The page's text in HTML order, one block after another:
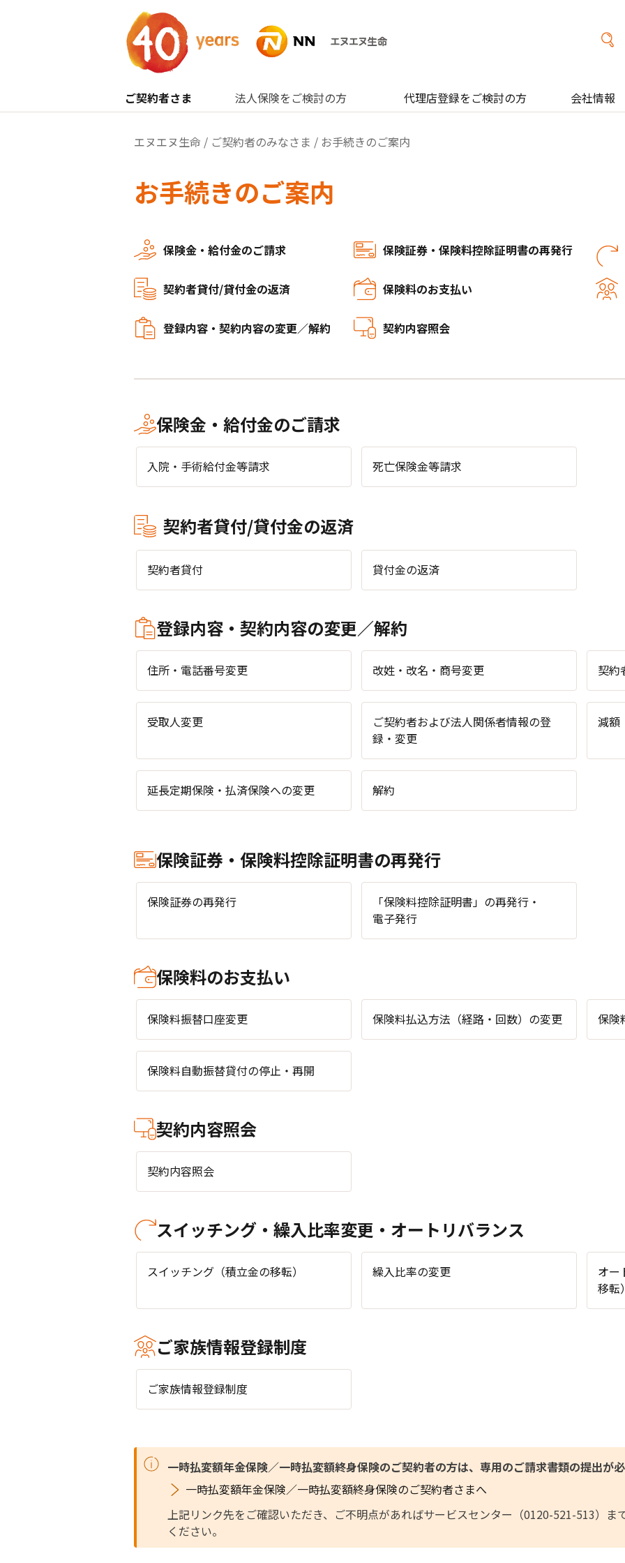
ご契約者さま 法人保険をご検討の方 代理店登録をご検討の方 会社情報
エヌエヌ生命 / ご契約者のみなさま / お手続きのご案内
お手続きのご案内
保険金・給付金のご請求
契約者貸付/貸付金の返済
登録内容・契約内容の変更／解約
保険証券・保険料控除証明書の再発行
保険料のお支払い
契約内容照会
保険金・給付金のご請求
入院・手術給付金等請求 死亡保険金等請求
契約者貸付/貸付金の返済
契約者貸付 貸付金の返済
登録内容・契約内容の変更／解約
住所・電話番号変更 改姓・改名・商号変更 契約
受取人変更
ご契約者および法人関係者情報の登
録・変更
減額
延長定期保険・払済保険への変更 解約
保険証券・保険料控除証明書の再発行
保険証券の再発行
「保険料控除証明書」の再発行・
電子発行
保険料のお支払い
保険料振替口座変更 保険料払込方法（経路・回数）の変更 保険
保険料自動振替貸付の停止・再開
契約内容照会
契約内容照会
スイッチング・繰入比率変更・オートリバランス
スイッチング（積立金の移転） 繰入比率の変更
オー
移転
ご家族情報登録制度
ご家族情報登録制度
一時払変額年金保険／一時払変額終身保険のご契約者の方は、専用のご請求書類の提出が
一時払変額年金保険／一時払変額終身保険のご契約者さまへ
上記リンク先をご確認いただき、ご不明点があればサービスセンター（0120-521-513）ま
ください。